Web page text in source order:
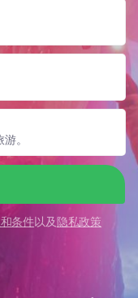
条件以及 隐私政策